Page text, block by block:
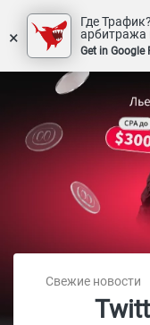
×
Где
арбитража
Get in Google
Свежие новости